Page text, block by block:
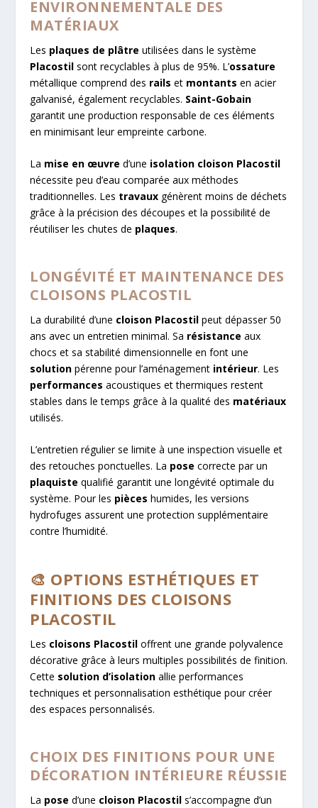
ENVIRONNEMENTALE DES
MATÉRIAUX
Les plaques de plâtre utilisées dans le système
Placostil sont recyclables à plus de 95%. L’ossature
métallique comprend des rails et montants en acier
galvanisé, également recyclables. Saint-Gobain
garantit une production responsable de ces éléments
en minimisant leur empreinte carbone.
La mise en œuvre d’une isolation cloison Placostil
nécessite peu d’eau comparée aux méthodes
traditionnelles. Les travaux génèrent moins de déchets
grâce à la précision des découpes et la possibilité de
réutiliser les chutes de plaques.
LONGÉVITÉ ET MAINTENANCE DES
CLOISONS PLACOSTIL
La durabilité d’une cloison Placostil peut dépasser 50
ans avec un entretien minimal. Sa résistance aux
chocs et sa stabilité dimensionnelle en font une
solution pérenne pour l’aménagement intérieur. Les
performances acoustiques et thermiques restent
stables dans le temps grâce à la qualité des matériaux
utilisés.
L’entretien régulier se limite à une inspection visuelle et
des retouches ponctuelles. La pose correcte par un
plaquiste qualifié garantit une longévité optimale du
système. Pour les pièces humides, les versions
hydrofuges assurent une protection supplémentaire
contre l’humidité.
🎨 OPTIONS ESTHÉTIQUES ET
FINITIONS DES CLOISONS
PLACOSTIL
Les cloisons Placostil offrent une grande polyvalence
décorative grâce à leurs multiples possibilités de finition.
Cette solution d’isolation allie performances
techniques et personnalisation esthétique pour créer
des espaces personnalisés.
CHOIX DES FINITIONS POUR UNE
DÉCORATION INTÉRIEURE RÉUSSIE
La pose d’une cloison Placostil s’accompagne d’un